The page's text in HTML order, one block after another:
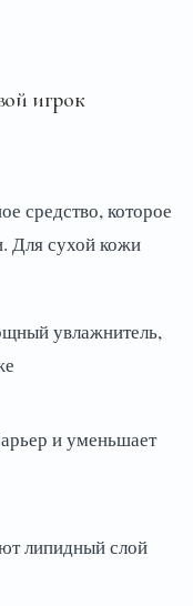
игрок
средство, которое
Для сухой кожи
увлажнитель,
и уменьшает
липидный слой